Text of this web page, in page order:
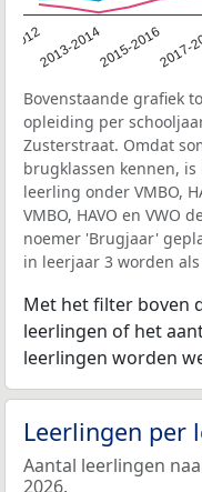
20122013-20142015-20162017-
Bovenstaande grafiek
opleiding per
Zusterstraat. Omdat
brugklassen kennen,
leerling onder VMBO,
VMBO, HAVO en VWO
noemer 'Brugjaar'
in leerjaar 3 worden als
Met het filter boven
leerlingen of het
leerlingen worden
Leerlingen per
Aantal leerlingen
2026.